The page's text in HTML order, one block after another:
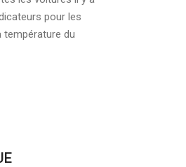
pour les
température du